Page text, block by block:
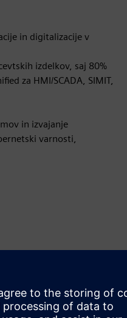
in digitalizacije v
izdelkov, saj 80%
za HMI/SCADA, SIMIT,
in izvajanje
varnosti,
programom Siemens
izdelka ali ustvarjanja
izdelka Siemens